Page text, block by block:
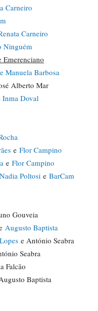
Carneiro
Carneiro
Ninguém
Emerenciano
Manuela Barbosa
Alberto Mar
Inma Doval
e Flor Campino
e Flor Campino
Nadia Poltosi e BarCam
Gouveia
Augusto Baptista
e António Seabra
Seabra
Falcão
Baptista